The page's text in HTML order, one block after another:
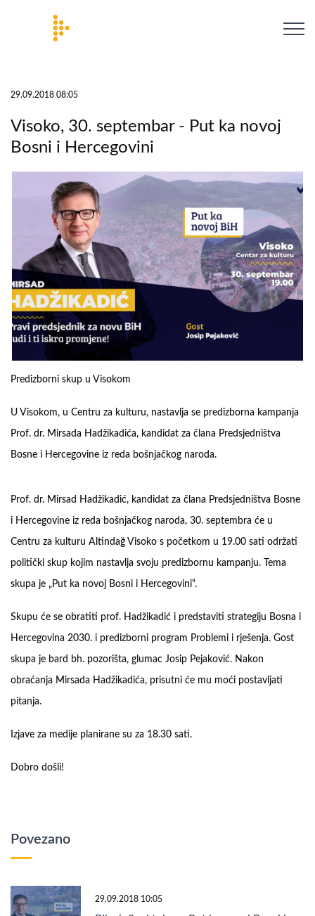
29.09.2018 08:05
Visoko, 30. septembar - Put ka novoj
Bosni i Hercegovini
Predizborni skup u Visokom
U Visokom, u Centru za kulturu, nastavlja se predizborna kampanja
Prof. dr. Mirsada Hadžikadića, kandidat za člana Predsjedništva
Bosne i Hercegovine iz reda bošnjačkog naroda.
Prof. dr. Mirsad Hadžikadić, kandidat za člana Predsjedništva Bosne
i Hercegovine iz reda bošnjačkog naroda, 30. septembra će u
Centru za kulturu Altindağ Visoko s početkom u 19.00 sati održati
politički skup kojim nastavlja svoju predizbornu kampanju. Tema
skupa je „Put ka novoj Bosni i Hercegovini“.
Skupu će se obratiti prof. Hadžikadić i predstaviti strategiju Bosna i
Hercegovina 2030. i predizborni program Problemi i rješenja. Gost
skupa je bard bh. pozorišta, glumac Josip Pejaković. Nakon
obraćanja Mirsada Hadžikadića, prisutni će mu moći postavljati
pitanja.
Izjave za medije planirane su za 18.30 sati.
Dobro došli!
Povezano
29.09.2018 10:05